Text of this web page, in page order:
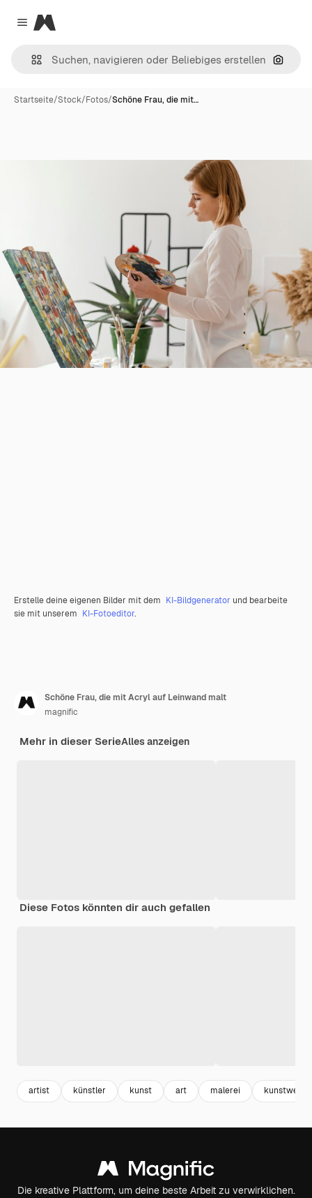
Close menu
Magnific
Nach
Startseite/Stock/Fotos/Schöne Frau, die mit…
Erstelle deine eigenen Bilder mit dem KI-Bildgenerator und bearbeite
sie mit unserem KI-Fotoeditor.
Schöne Frau, die mit Acryl auf Leinwand malt
magnific
Mehr in dieser SerieAlles anzeigen
Diese Fotos könnten dir auch gefallen
artist künstler kunst art malerei kunstwerk
Die kreative Plattform, um deine beste Arbeit zu verwirklichen.